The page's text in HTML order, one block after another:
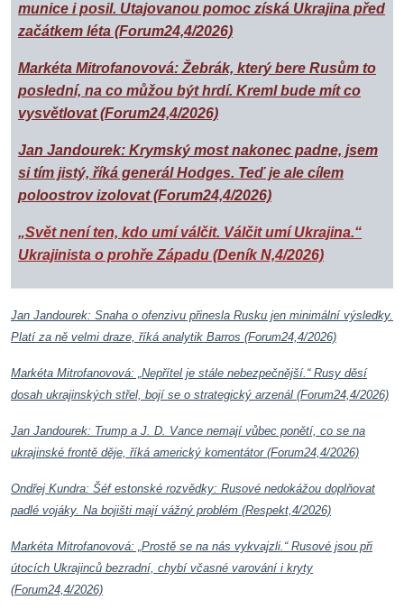
munice i posil. Utajovanou pomoc získá Ukrajina před
začátkem léta (Forum24,4/2026)
Markéta Mitrofanovová: Žebrák, který bere Rusům to
poslední, na co můžou být hrdí. Kreml bude mít co
vysvětlovat (Forum24,4/2026)
Jan Jandourek: Krymský most nakonec padne, jsem
si tím jistý, říká generál Hodges. Teď je ale cílem
poloostrov izolovat (Forum24,4/2026)
„Svět není ten, kdo umí válčit. Válčit umí Ukrajina.“
Ukrajinista o prohře Západu (Deník N,4/2026)
Jan Jandourek: Snaha o ofenzivu přinesla Rusku jen minimální výsledky.
Platí za ně velmi draze, říká analytik Barros (Forum24,4/2026)
Markéta Mitrofanovová: „Nepřítel je stále nebezpečnější.“ Rusy děsí
dosah ukrajinských střel, bojí se o strategický arzenál (Forum24,4/2026)
Jan Jandourek: Trump a J. D. Vance nemají vůbec ponětí, co se na
ukrajinské frontě děje, říká americký komentátor (Forum24,4/2026)
Ondřej Kundra: Šéf estonské rozvědky: Rusové nedokážou doplňovat
padlé vojáky. Na bojišti mají vážný problém (Respekt,4/2026)
Markéta Mitrofanovová: „Prostě se na nás vykvajzli.“ Rusové jsou při
útocích Ukrajinců bezradní, chybí včasné varování i kryty
(Forum24,4/2026)